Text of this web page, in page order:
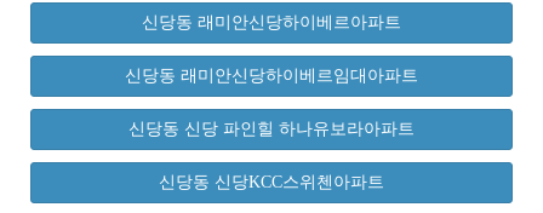
신당동 래미안신당하이베르아파트
신당동 래미안신당하이베르임대아파트
신당동 신당 파인힐 하나유보라아파트
신당동 신당KCC스위첸아파트